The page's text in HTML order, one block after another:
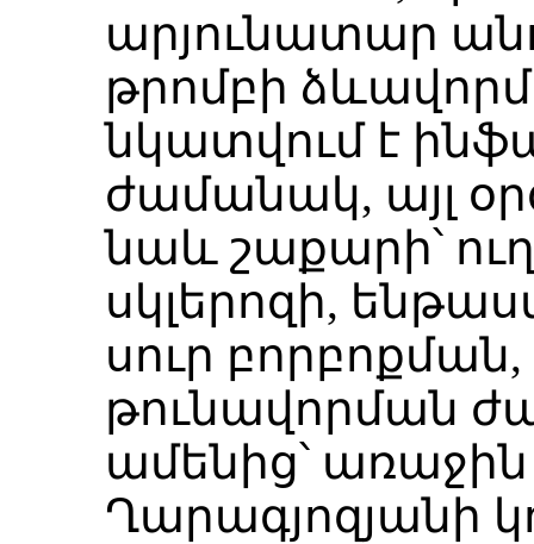
արյունատար
թրոմբի
նկատվում է
ժամանակ, այլ
նաև շաքարի՝
սկլերոզի,
սուր
թունավորման
ամենից՝
Ղարագյոզյանի